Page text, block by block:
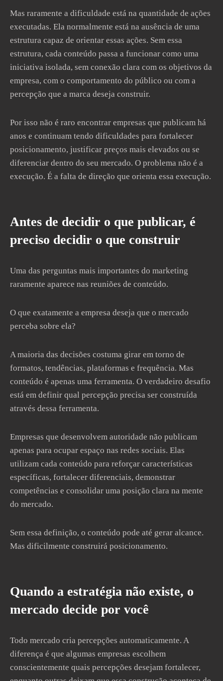
Mas raramente a dificuldade está na quantidade de ações
executadas. Ela normalmente está na ausência de uma
estrutura capaz de orientar essas ações. Sem essa
estrutura, cada conteúdo passa a funcionar como uma
iniciativa isolada, sem conexão clara com os objetivos da
empresa, com o comportamento do público ou com a
percepção que a marca deseja construir.
Por isso não é raro encontrar empresas que publicam há
anos e continuam tendo dificuldades para fortalecer
posicionamento, justificar preços mais elevados ou se
diferenciar dentro do seu mercado. O problema não é a
execução. É a falta de direção que orienta essa execução.
Antes de decidir o que publicar, é
preciso decidir o que construir
Uma das perguntas mais importantes do marketing
raramente aparece nas reuniões de conteúdo.
O que exatamente a empresa deseja que o mercado
perceba sobre ela?
A maioria das decisões costuma girar em torno de
formatos, tendências, plataformas e frequência. Mas
conteúdo é apenas uma ferramenta. O verdadeiro desafio
está em definir qual percepção precisa ser construída
através dessa ferramenta.
Empresas que desenvolvem autoridade não publicam
apenas para ocupar espaço nas redes sociais. Elas
utilizam cada conteúdo para reforçar características
específicas, fortalecer diferenciais, demonstrar
competências e consolidar uma posição clara na mente
do mercado.
Sem essa definição, o conteúdo pode até gerar alcance.
Mas dificilmente construirá posicionamento.
Quando a estratégia não existe, o
mercado decide por você
Todo mercado cria percepções automaticamente. A
diferença é que algumas empresas escolhem
conscientemente quais percepções desejam fortalecer,